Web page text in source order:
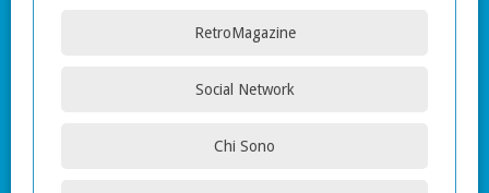
RetroMagazine
Social Network
Chi Sono